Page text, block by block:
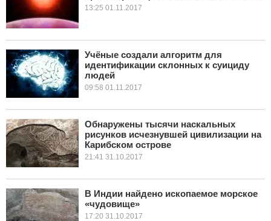
13:25 01.11.2017
Учёные создали алгоритм для
идентификации склонных к суициду
людей
09:58 01.11.2017
Обнаружены тысячи наскальных
рисунков исчезнувшей цивилизации на
Карибском острове
21:41 31.10.2017
В Индии найдено ископаемое морское
«чудовище»
17:20 31.10.2017